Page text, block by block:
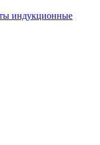
индукционные